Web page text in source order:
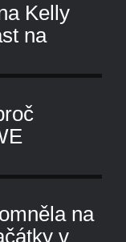
Kelly
na
na
v